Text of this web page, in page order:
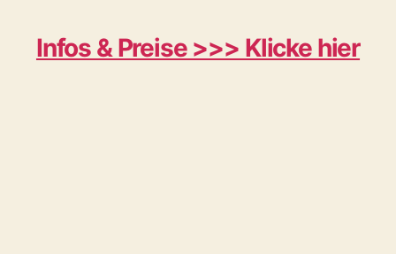
Infos & Preise >>> Klicke hier